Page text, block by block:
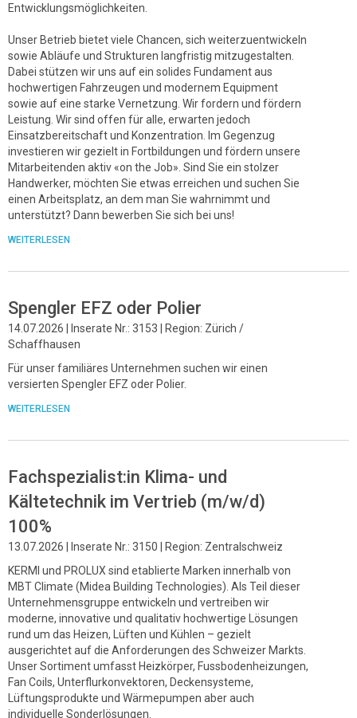
Entwicklungsmöglichkeiten.
Unser Betrieb bietet viele Chancen, sich weiterzuentwickeln
sowie Abläufe und Strukturen langfristig mitzugestalten.
Dabei stützen wir uns auf ein solides Fundament aus
hochwertigen Fahrzeugen und modernem Equipment
sowie auf eine starke Vernetzung. Wir fordern und fördern
Leistung. Wir sind offen für alle, erwarten jedoch
Einsatzbereitschaft und Konzentration. Im Gegenzug
investieren wir gezielt in Fortbildungen und fördern unsere
Mitarbeitenden aktiv «on the Job». Sind Sie ein stolzer
Handwerker, möchten Sie etwas erreichen und suchen Sie
einen Arbeitsplatz, an dem man Sie wahrnimmt und
unterstützt? Dann bewerben Sie sich bei uns!
WEITERLESEN
Spengler EFZ oder Polier
14.07.2026 | Inserate Nr.: 3153 | Region: Zürich /
Schaffhausen
Für unser familiäres Unternehmen suchen wir einen
versierten Spengler EFZ oder Polier.
WEITERLESEN
Fachspezialist:in Klima- und
Kältetechnik im Vertrieb (m/w/d)
100%
13.07.2026 | Inserate Nr.: 3150 | Region: Zentralschweiz
KERMI und PROLUX sind etablierte Marken innerhalb von
MBT Climate (Midea Building Technologies). Als Teil dieser
Unternehmensgruppe entwickeln und vertreiben wir
moderne, innovative und qualitativ hochwertige Lösungen
rund um das Heizen, Lüften und Kühlen – gezielt
ausgerichtet auf die Anforderungen des Schweizer Markts.
Unser Sortiment umfasst Heizkörper, Fussbodenheizungen,
Fan Coils, Unterflurkonvektoren, Deckensysteme,
Lüftungsprodukte und Wärmepumpen aber auch
individuelle Sonderlösungen.